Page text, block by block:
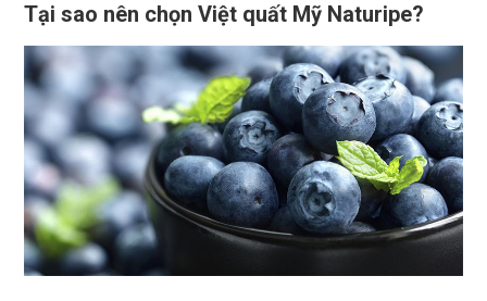
Tại sao nên chọn Việt quất Mỹ Naturipe?